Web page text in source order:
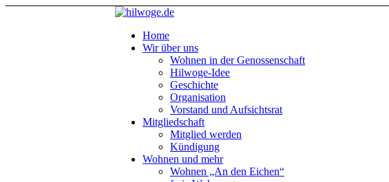
Home
Wir über uns
Wohnen in der Genossenschaft
Hilwoge-Idee
Geschichte
Organisation
Vorstand und Aufsichtsrat
Mitgliedschaft
Mitglied werden
Kündigung
Wohnen und mehr
Wohnen „An den Eichen“